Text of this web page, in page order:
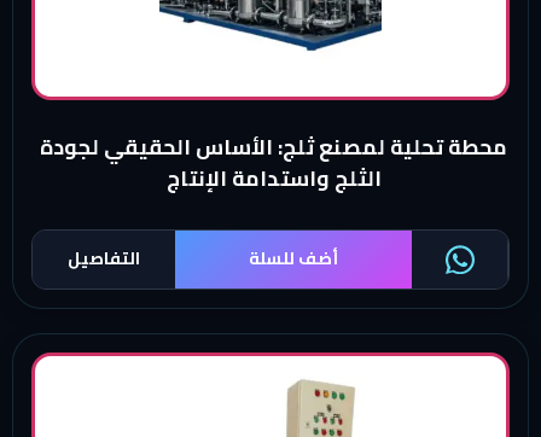
محطة تحلية لمصنع ثلج: الأساس الحقيقي لجودة
الثلج واستدامة الإنتاج
التفاصيل أضف للسلة